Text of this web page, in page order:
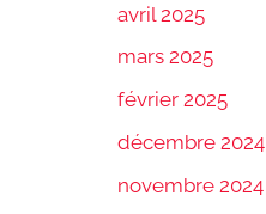
avril 2025
mars 2025
février 2025
décembre 2024
novembre 2024